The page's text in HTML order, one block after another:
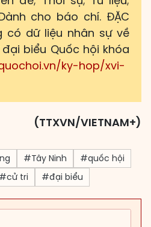
cho báo chí. ĐẶC
có dữ liệu nhân sự về
biểu Quốc hội khóa
ky-hop/xvi-
(TTXVN/VIETNAM+)
#Tây Ninh
#quốc hội
#cử tri #đại biểu